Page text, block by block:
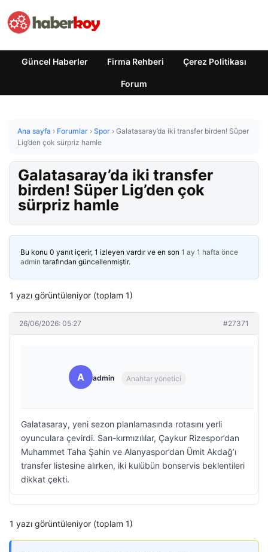
Güncel Haberler Firma Rehberi Çerez Politikası
Forum
Ana sayfa › Forumlar › Spor › Galatasaray’da iki transfer birden! Süper
Lig’den çok sürpriz hamle
Galatasaray’da iki transfer
birden! Süper Lig’den çok
sürpriz hamle
Bu konu 0 yanıt içerir, 1 izleyen vardır ve en son 1 ay 1 hafta önce
admin tarafından güncellenmiştir.
1 yazı görüntüleniyor (toplam 1)
26/06/2026: 05:27 #27371
A admin Anahtar yönetici
Galatasaray, yeni sezon planlamasında rotasını yerli
oyunculara çevirdi. Sarı-kırmızılılar, Çaykur Rizespor’dan
Muhammet Taha Şahin ve Alanyaspor’dan Ümit Akdağ’ı
transfer listesine alırken, iki kulübün bonservis beklentileri
dikkat çekti.
1 yazı görüntüleniyor (toplam 1)